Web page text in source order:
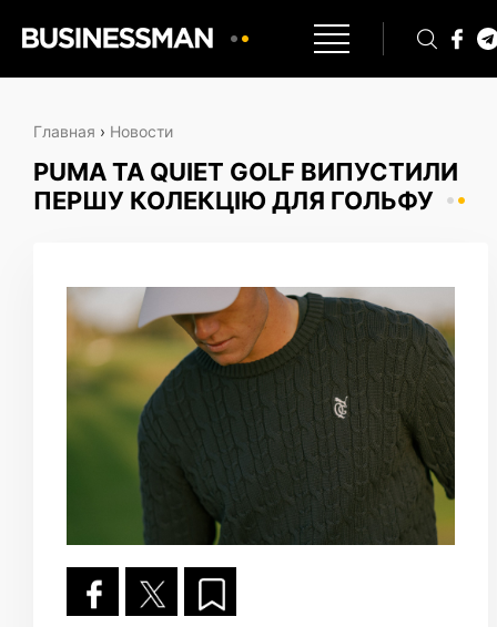
Главная › Новости
PUMA ТА QUIET GOLF ВИПУСТИЛИ
ПЕРШУ КОЛЕКЦІЮ ДЛЯ ГОЛЬФУ